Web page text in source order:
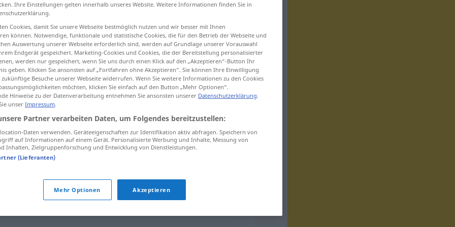
>(preuzimati)
downloaden
preuzetiopasnost
Ihre Einstellungen gelten innerhalb unseres Website. Weitere Informationen finden Sie in
Cookies, damit Sie unsere Webseite bestmöglich nutzen und wir besser mit Ihnen
können. Notwendige, funktionale und statistische Cookies, die für den Betrieb der Webseite und
Auswertung unserer Webseite erforderlich sind, werden auf Grundlage unserer Vorauswahl
Endgerät gespeichert. Marketing-Cookies und Cookies, die der Bereitstellung personalisierter
werden nur gespeichert, wenn Sie uns durch einen Klick auf den „Akzeptieren“-Button Ihr
geben. Klicken Sie ansonsten auf „Fortfahren ohne Akzeptieren“. Sie können Ihre Einwilligung
Besuche unserer Webseite widerrufen. Wenn Sie weitere Informationen zu den Cookies
möchten, klicken Sie einfach auf den Button „Mehr Optionen“.
Hinweise zu der Datenverarbeitung entnehmen Sie ansonsten unserer Datenschutzerklärung.
unser Impressum.
Partner verarbeiten Daten, um Folgendes bereitzustellen:
Daten verwenden. Geräteeigenschaften zur Identifikation aktiv abfragen. Speichern von
auf Informationen auf einem Gerät. Personalisierte Werbung und Inhalte, Messung von
Inhalten, Zielgruppenforschung und Entwicklung von Dienstleistungen.
(Lieferanten)
Mehr Optionen Akzeptieren